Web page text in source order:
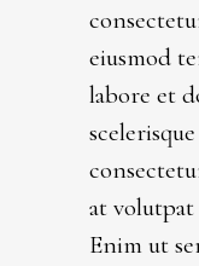
eiusmod
labore et
at volutpat
Enim ut